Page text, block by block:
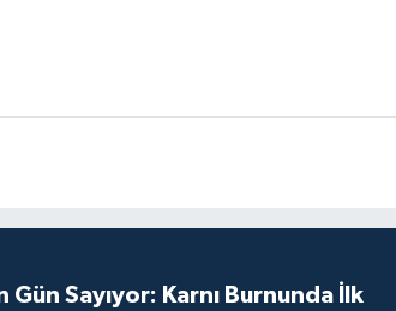
Gün Sayıyor: Karnı Burnunda İlk